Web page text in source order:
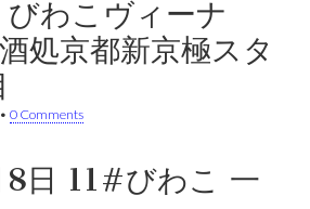
わこヴィーナ
処京都新京極スタ
• 0 Comments
日 11#びわこ 一